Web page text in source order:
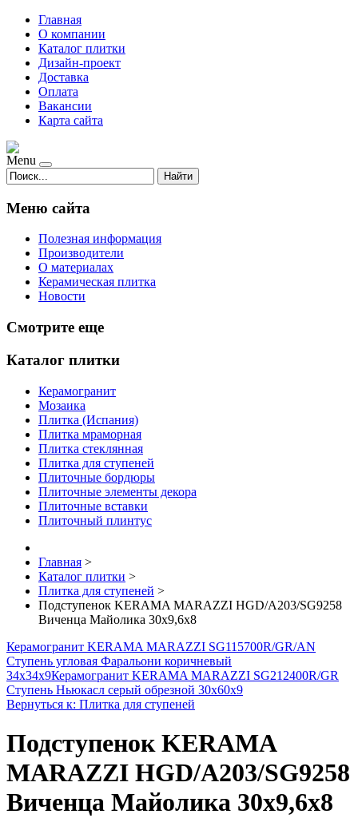
Главная
О компании
Каталог плитки
Дизайн-проект
Доставка
Оплата
Вакансии
Карта сайта
Menu
Найти
Меню сайта
Полезная информация
Производители
О материалах
Керамическая плитка
Новости
Смотрите еще
Каталог плитки
Керамогранит
Мозаика
Плитка (Испания)
Плитка мраморная
Плитка стеклянная
Плитка для ступеней
Плиточные бордюры
Плиточные элементы декора
Плиточные вставки
Плиточный плинтус
Главная >
Каталог плитки >
Плитка для ступеней >
Подступенок KERAMA MARAZZI HGD/A203/SG9258
Виченца Майолика 30х9,6х8
Керамогранит KERAMA MARAZZI SG115700R/GR/AN
Ступень угловая Фаральони коричневый
34х34х9Керамогранит KERAMA MARAZZI SG212400R/GR
Ступень Ньюкасл серый обрезной 30х60х9
Вернуться к: Плитка для ступеней
Подступенок KERAMA
MARAZZI HGD/A203/SG9258
Виченца Майолика 30х9,6х8